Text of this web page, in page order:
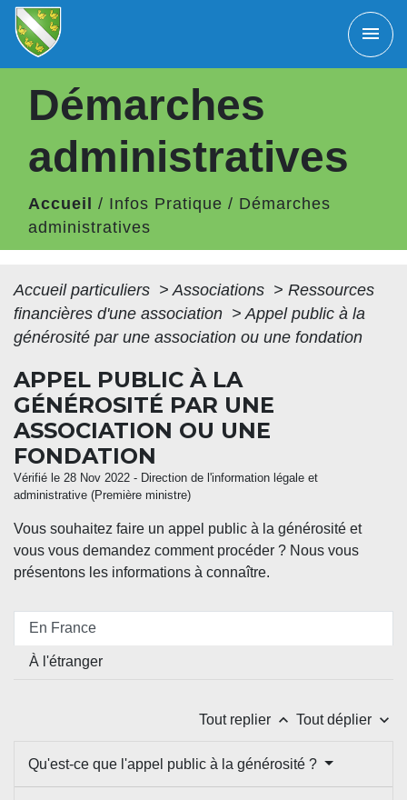
menu
Démarches
administratives
Accueil / Infos Pratique / Démarches
administratives
Accueil particuliers > Associations > Ressources
financières d'une association > Appel public à la
générosité par une association ou une fondation
APPEL PUBLIC À LA
GÉNÉROSITÉ PAR UNE
ASSOCIATION OU UNE
FONDATION
Vérifié le 28 Nov 2022 - Direction de l'information légale et
administrative (Première ministre)
Vous souhaitez faire un appel public à la générosité et
vous vous demandez comment procéder ? Nous vous
présentons les informations à connaître.
En France
À l'étranger
Tout replier keyboard_arrow_up Tout déplier keyboard_arrow_down
Qu'est-ce que l'appel public à la générosité ?